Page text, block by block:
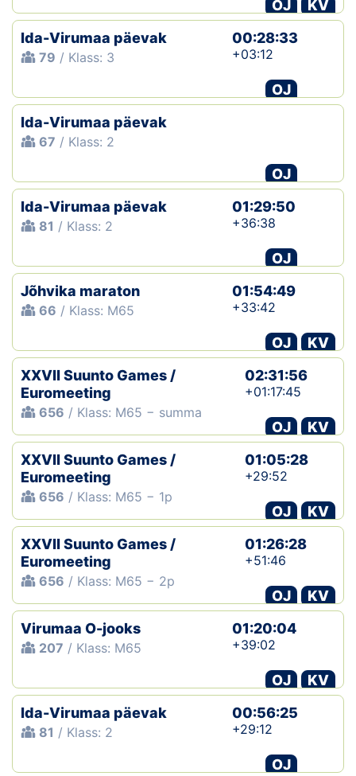
OJ
KV
Ida-Virumaa päevak
79 / Klass: 3
00:28:33
+03:12
OJ
Ida-Virumaa päevak
67 / Klass: 2
OJ
Ida-Virumaa päevak
81 / Klass: 2
01:29:50
+36:38
OJ
Jõhvika maraton
66 / Klass: M65
01:54:49
+33:42
OJ
KV
XXVII Suunto Games /
Euromeeting
656 / Klass: M65 − summa
02:31:56
+01:17:45
OJ
KV
XXVII Suunto Games /
Euromeeting
656 / Klass: M65 − 1p
01:05:28
+29:52
OJ
KV
XXVII Suunto Games /
Euromeeting
656 / Klass: M65 − 2p
01:26:28
+51:46
OJ
KV
Virumaa O-jooks
207 / Klass: M65
01:20:04
+39:02
OJ
KV
Ida-Virumaa päevak
81 / Klass: 2
00:56:25
+29:12
OJ